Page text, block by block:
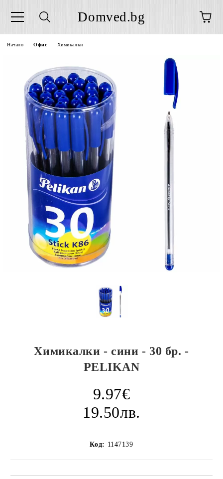
Domved.bg
Начало Офис Химикалки
Химикалки - сини - 30 бр. -
PELIKAN
9.97€
19.50лв.
Код: 1147139